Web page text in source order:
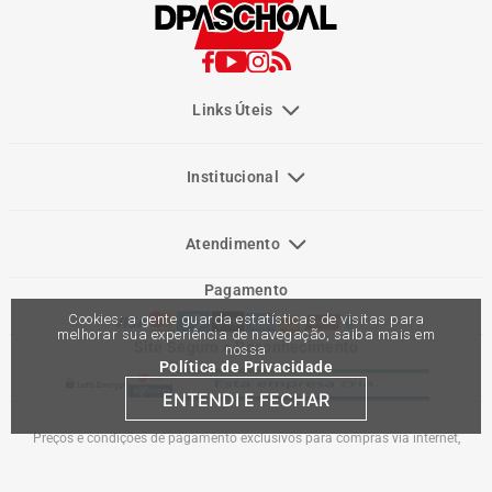
Cookies: a gente guarda estatísticas de visitas para
melhorar sua experiência de navegação, saiba mais em
nossa
Política de Privacidade
ENTENDI E FECHAR
Links Úteis
Institucional
Atendimento
Pagamento
Site Seguro e Reconhecimento
Preços e condições de pagamento exclusivos para compras via internet,